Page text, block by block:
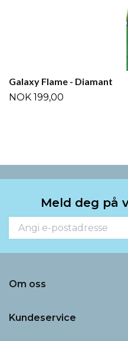
Galaxy Flame - Diamant
NOK 199,00
Meld deg på
Om oss
Kundeservice